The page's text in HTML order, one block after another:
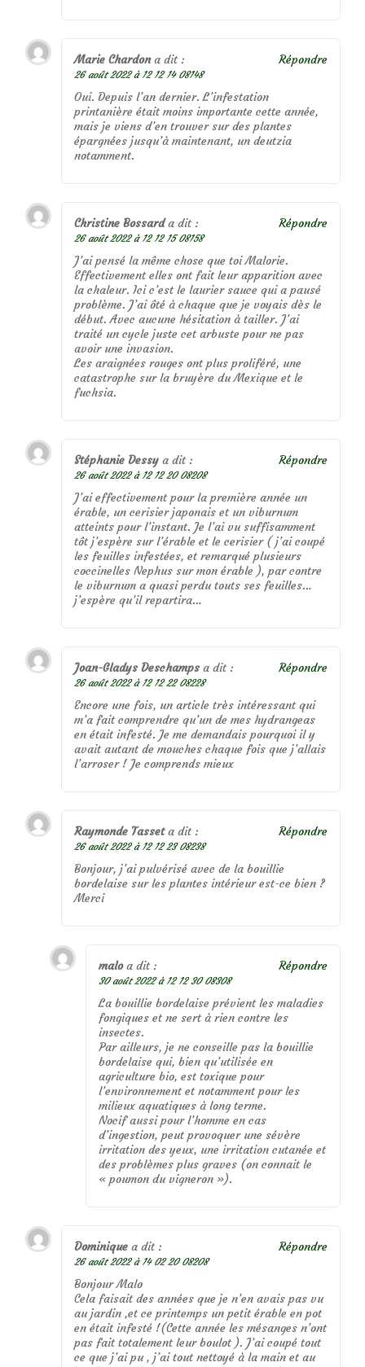
Marie Chardon a dit :
26 août 2022 à 12 12 14 08148
Oui. Depuis l’an dernier. L’infestation
printanière était moins importante cette année,
mais je viens d’en trouver sur des plantes
épargnées jusqu’à maintenant, un deutzia
notamment.
Répondre
Christine Bossard a dit :
26 août 2022 à 12 12 15 08158
J’ai pensé la même chose que toi Malorie.
Effectivement elles ont fait leur apparition avec
la chaleur. Ici c’est le laurier sauce qui a pausé
problème. J’ai ôté à chaque que je voyais dès le
début. Avec aucune hésitation à tailler. J’ai
traité un cycle juste cet arbuste pour ne pas
avoir une invasion.
Les araignées rouges ont plus proliféré, une
catastrophe sur la bruyère du Mexique et le
fuchsia.
Répondre
Stéphanie Dessy a dit :
26 août 2022 à 12 12 20 08208
J’ai effectivement pour la première année un
érable, un cerisier japonais et un viburnum
atteints pour l’instant. Je l’ai vu suffisamment
tôt j’espère sur l’érable et le cerisier ( j’ai coupé
les feuilles infestées, et remarqué plusieurs
coccinelles Nephus sur mon érable ), par contre
le viburnum a quasi perdu touts ses feuilles…
j’espère qu’il repartira…
Répondre
Joan-Gladys Deschamps a dit :
26 août 2022 à 12 12 22 08228
Encore une fois, un article très intéressant qui
m’a fait comprendre qu’un de mes hydrangeas
en était infesté. Je me demandais pourquoi il y
avait autant de mouches chaque fois que j’allais
l’arroser ! Je comprends mieux
Répondre
Raymonde Tasset a dit :
26 août 2022 à 12 12 23 08238
Bonjour, j’ai pulvérisé avec de la bouillie
bordelaise sur les plantes intérieur est-ce bien ?
Merci
Répondre
malo a dit :
30 août 2022 à 12 12 30 08308
La bouillie bordelaise prévient les maladies
fongiques et ne sert à rien contre les
insectes.
Par ailleurs, je ne conseille pas la bouillie
bordelaise qui, bien qu’utilisée en
agriculture bio, est toxique pour
l’environnement et notamment pour les
milieux aquatiques à long terme.
Nocif aussi pour l’homme en cas
d’ingestion, peut provoquer une sévère
irritation des yeux, une irritation cutanée et
des problèmes plus graves (on connait le
« poumon du vigneron »).
Répondre
Dominique a dit :
26 août 2022 à 14 02 20 08208
Bonjour Malo
Cela faisait des années que je n’en avais pas vu
au jardin ,et ce printemps un petit érable en pot
en était infesté !(Cette année les mésanges n’ont
pas fait totalement leur boulot ). J’ai coupé tout
ce que j’ai pu , j’ai tout nettoyé à la main et au
Répondre